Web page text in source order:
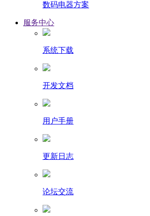
数码电器方案
服务中心
系统下载
开发文档
用户手册
更新日志
论坛交流